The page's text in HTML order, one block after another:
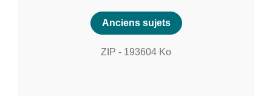
Anciens sujets
ZIP - 193604 Ko